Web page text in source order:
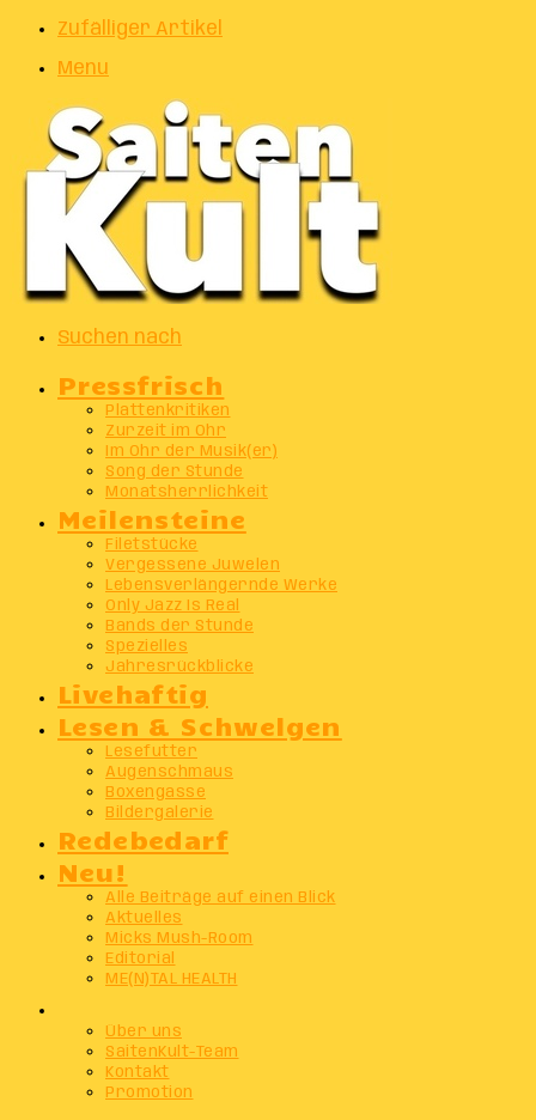
Zufälliger Artikel
Menu
Suchen nach
Pressfrisch
Plattenkritiken
Zurzeit im Ohr
Im Ohr der Musik(er)
Song der Stunde
Monatsherrlichkeit
Meilensteine
Filetstücke
Vergessene Juwelen
Lebensverlängernde Werke
Only Jazz Is Real
Bands der Stunde
Spezielles
Jahresrückblicke
Livehaftig
Lesen & Schwelgen
Lesefutter
Augenschmaus
Boxengasse
Bildergalerie
Redebedarf
Neu!
Alle Beiträge auf einen Blick
Aktuelles
Micks Mush-Room
Editorial
ME(N)TAL HEALTH
Über uns
SaitenKult-Team
Kontakt
Promotion